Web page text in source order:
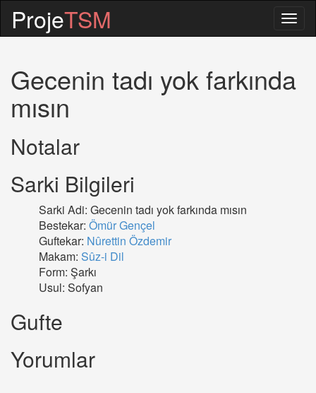
ProjeTSM
Gecenin tadı yok farkında
mısın
Notalar
Sarki Bilgileri
Sarki Adi: Gecenin tadı yok farkında mısın
Bestekar: Ömür Gençel
Guftekar: Nûrettin Özdemir
Makam: Sûz-i Dil
Form: Şarkı
Usul: Sofyan
Gufte
Yorumlar